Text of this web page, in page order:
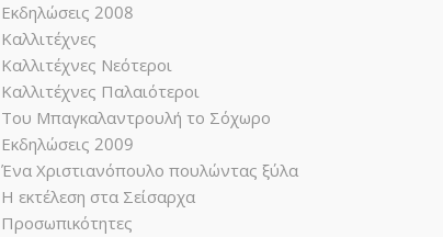
Εκδηλώσεις 2008
Καλλιτέχνες
Καλλιτέχνες Νεότεροι
Καλλιτέχνες Παλαιότεροι
Του Μπαγκαλαντρουλή το Σόχωρο
Εκδηλώσεις 2009
Ένα Χριστιανόπουλο πουλώντας ξύλα
Η εκτέλεση στα Σείσαρχα
Προσωπικότητες